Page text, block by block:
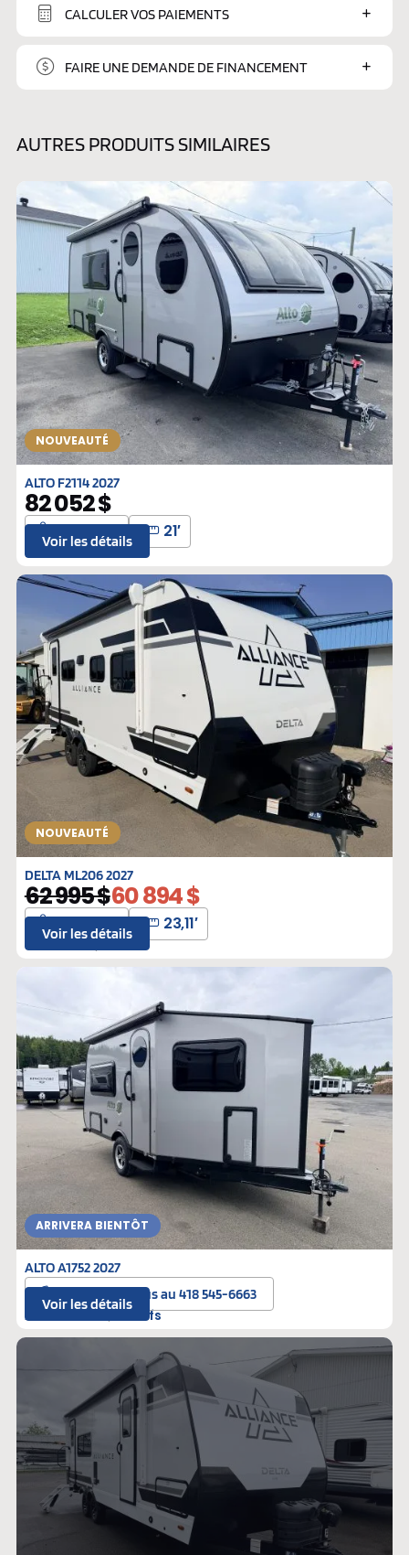
CALCULER VOS PAIEMENTS
FAIRE UNE DEMANDE DE FINANCEMENT
AUTRES PRODUITS SIMILAIRES
NOUVEAUTÉ
ALTO F2114 2027
82 052 $
2343 lbs 21′
Neufs
Voir les détails
NOUVEAUTÉ
DELTA ML206 2027
62 995 $60 894 $
4992 lbs 23,11′
L-310315 Neufs
Voir les détails
ARRIVERA BIENTÔT
ALTO A1752 2027
Contactez-nous au 418 545-6663
A-088000 Neufs
Voir les détails